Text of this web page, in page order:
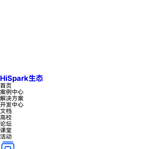
HiSpark生态
首页
案例中心
解决方案
开发中心
文档
高校
论坛
课堂
活动